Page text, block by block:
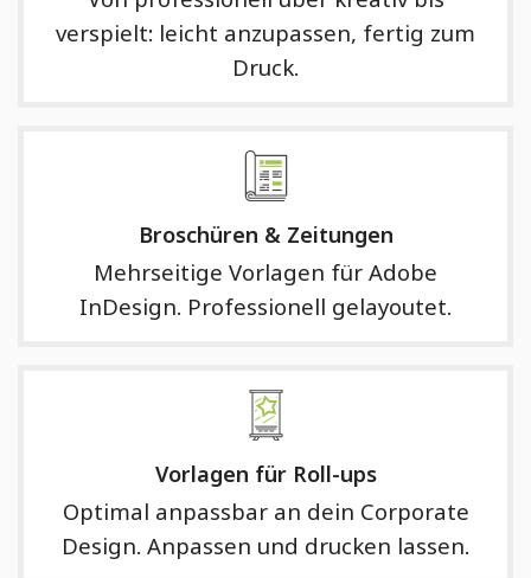
verspielt: leicht anzupassen, fertig zum
Druck.
Broschüren & Zeitungen
Mehrseitige Vorlagen für Adobe
InDesign. Professionell gelayoutet.
Vorlagen für Roll-ups
Optimal anpassbar an dein Corporate
Design. Anpassen und drucken lassen.